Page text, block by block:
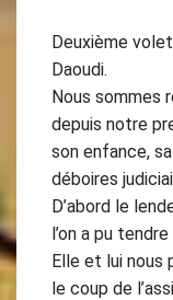
Deuxième
Daoudi.
Nous sommes
depuis notre
son enfance,
déboires
D’abord le
l’on a pu
Elle et lui nous
le coup de